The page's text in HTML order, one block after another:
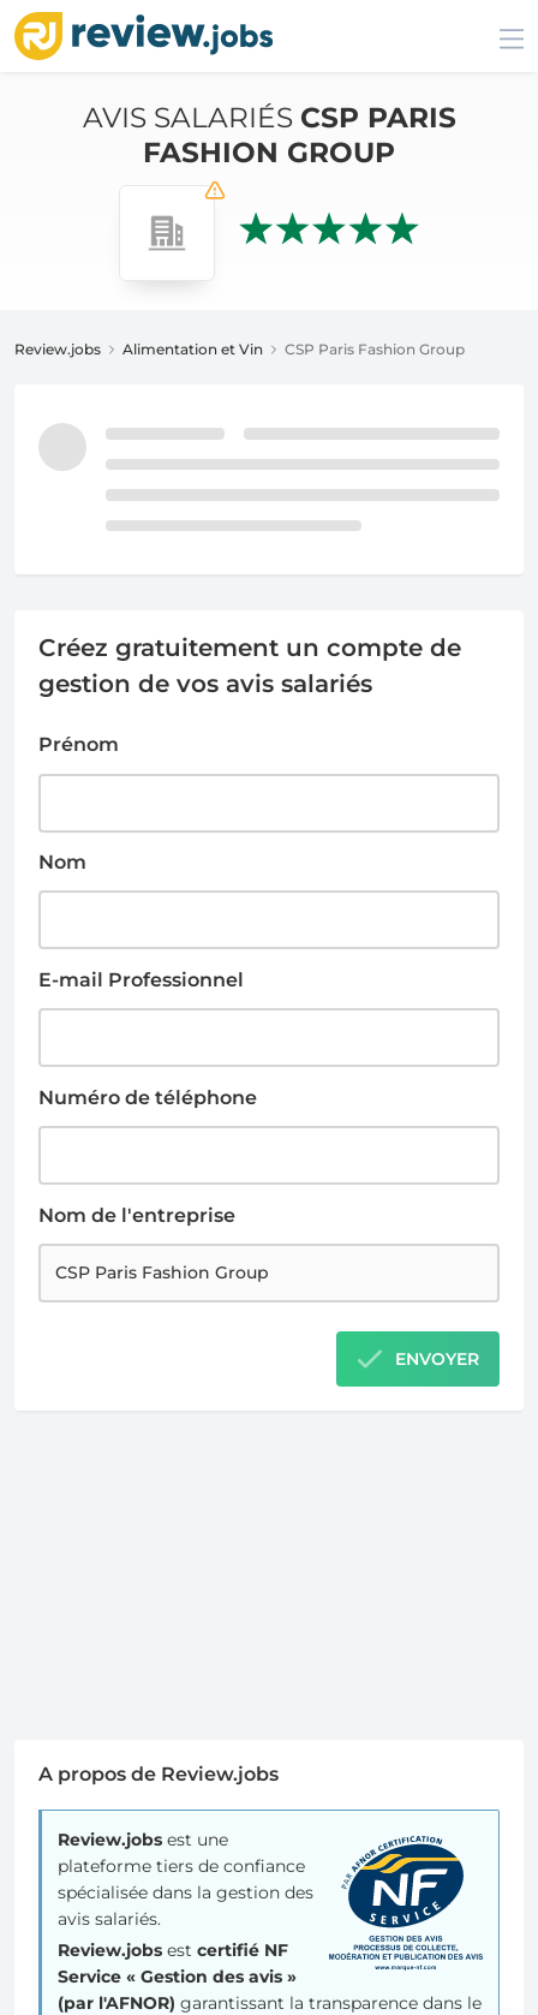
AVIS SALARIÉS CSP PARIS
FASHION GROUP
Review.jobs Alimentation et Vin CSP Paris Fashion Group
Créez gratuitement un compte de
gestion de vos avis salariés
Prénom
Nom
E-mail Professionnel
Numéro de téléphone
Nom de l'entreprise
ENVOYER
A propos de Review.jobs
Review.jobs est une
plateforme tiers de confiance
spécialisée dans la gestion des
avis salariés.
Review.jobs est certifié NF
Service « Gestion des avis »
(par l'AFNOR) garantissant la transparence dans le